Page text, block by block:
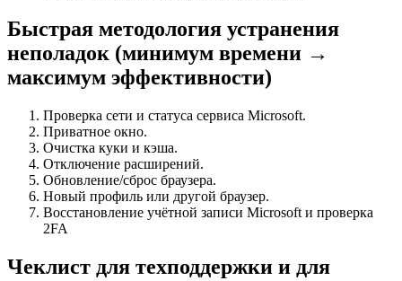
Быстрая методология устранения
неполадок (минимум времени →
максимум эффективности)
Проверка сети и статуса сервиса Microsoft.
Приватное окно.
Очистка куки и кэша.
Отключение расширений.
Обновление/сброс браузера.
Новый профиль или другой браузер.
Восстановление учётной записи Microsoft и проверка
2FA
Чеклист для техподдержки и для